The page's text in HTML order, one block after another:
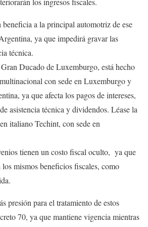
a la principal automotriz de ese
ya que impedirá gravar las
técnica.
Ducado de Luxemburgo, está hecho
con sede en Luxemburgo y
ya que afecta los pagos de intereses,
asistencia técnica y dividendos. Léase la
italiano Techint, con sede en
tienen un costo fiscal oculto, ya que
los mismos beneficios fiscales, como
presión para el tratamiento de estos
70, ya que mantiene vigencia mientras